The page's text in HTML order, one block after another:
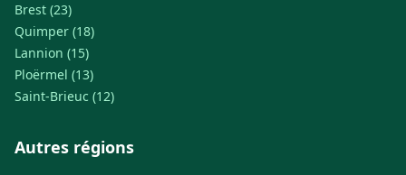
Brest (23)
Quimper (18)
Lannion (15)
Ploërmel (13)
Saint-Brieuc (12)
Autres régions